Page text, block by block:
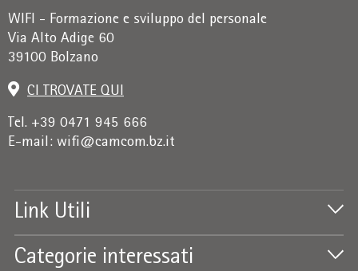
WIFI - Formazione e sviluppo del personale
Via Alto Adige 60
39100 Bolzano
CI TROVATE QUI
Tel. +39 0471 945 666
E-mail: wifi@camcom.bz.it
Link Utili
Categorie interessati